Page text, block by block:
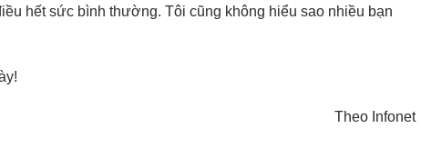
hết sức bình thường. Tôi cũng không hiểu sao nhiều bạn
Theo Infonet